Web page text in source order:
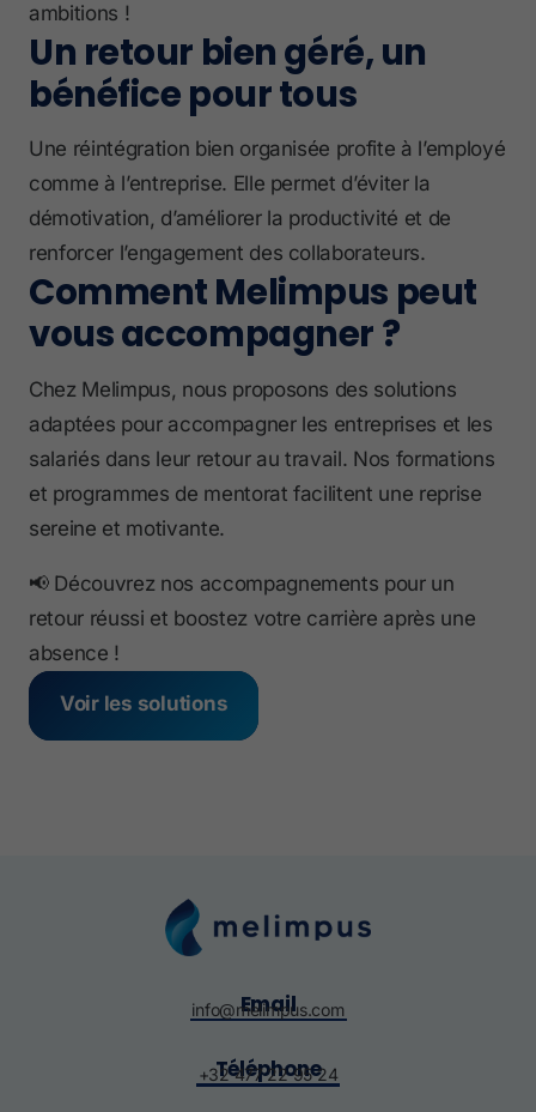
ambitions !
Un retour bien géré, un
bénéfice pour tous
Une réintégration bien organisée profite à l’employé
comme à l’entreprise. Elle permet d’éviter la
démotivation, d’améliorer la productivité et de
renforcer l’engagement des collaborateurs.
Comment Melimpus peut
vous accompagner ?
Chez Melimpus, nous proposons des solutions
adaptées pour accompagner les entreprises et les
salariés dans leur retour au travail. Nos formations
et programmes de mentorat facilitent une reprise
sereine et motivante.
📢 Découvrez nos accompagnements pour un
retour réussi et boostez votre carrière après une
absence !
Voir les solutions
Email
info@melimpus.com
Téléphone
+32 477 22 95 24